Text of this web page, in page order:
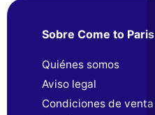
Sobre Come to Paris
Quiénes somos
Aviso legal
Condiciones de venta